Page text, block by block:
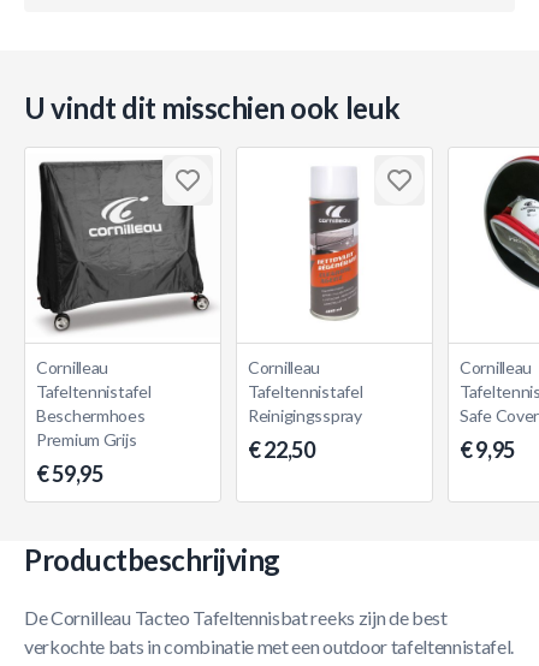
U vindt dit misschien ook leuk
Cornilleau
Tafeltennistafel
Beschermhoes
Premium Grijs
€ 59,95
Cornilleau
Tafeltennistafel
Reinigingsspray
€ 22,50
Cornilleau
Safe Cover
€ 9,95
Productbeschrijving
De Cornilleau Tacteo Tafeltennisbat reeks zijn de best
verkochte bats in combinatie met een outdoor tafeltennistafel.